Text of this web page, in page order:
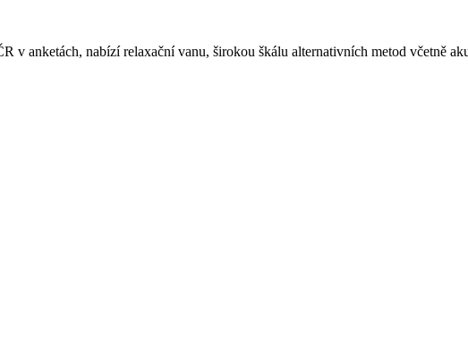
v anketách, nabízí relaxační vanu, širokou škálu alternativních metod včetně